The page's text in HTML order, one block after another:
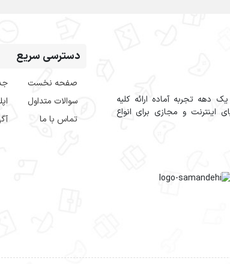
تجربه آماده ارائه کلیه
و مجازی برای انواع
دسترسی سریع
صفحه نخست
سوالات متداول
تماس با ما